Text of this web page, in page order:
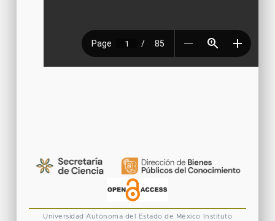
Universidad Autónoma del Estado de México Instituto